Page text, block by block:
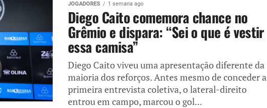
JOGADORES 1 semana ago
Diego Caito comemora chance no
Grêmio e dispara: “Sei o que é vestir
essa camisa”
Diego Caito viveu uma apresentação diferente da
maioria dos reforços. Antes mesmo de conceder a
primeira entrevista coletiva, o lateral-direito
entrou em campo, marcou o gol...